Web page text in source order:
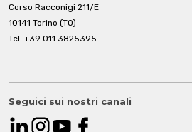
Corso Racconigi 211/E
10141 Torino (TO)
Tel. +39 011 3825395
Seguici sui nostri canali